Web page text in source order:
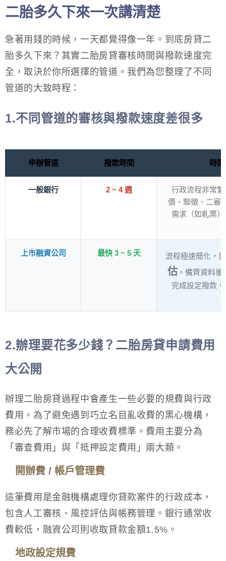
二胎多久下來一次講清楚
急著用錢的時候，一天都覺得像一年。到底房貸二
胎多久下來？其實二胎房貸審核時間與撥款速度完
全，取決於你所選擇的管道。我們為您整理了不同
管道的大致時程：
1.不同管道的審核與撥款速度差很多
申辦管道 撥款時間 時
一般銀行 2 ~ 4 週
行政流程非常
價、聯徵、二審
需求（如軋票
上市融資公司 最快 3 ~ 5 天 流程極速簡化，
估 。備齊資料後
完成設定撥款
2.辦理要花多少錢？二胎房貸申請費用
大公開
辦理二胎房貸過程中會產生一些必要的規費與行政
費用。為了避免遇到巧立名目亂收費的黑心機構，
務必先了解市場的合理收費標準。費用主要分為
「審查費用」與「抵押設定費用」兩大類。
開辦費 / 帳戶管理費
這筆費用是金融機構處理你貸款案件的行政成本，
包含人工審核、風控評估與帳務管理。銀行通常收
費較低，融資公司則收取貸款金額1.5%。
地政設定規費